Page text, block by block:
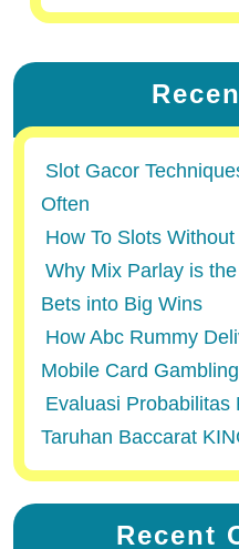
Slot Gacor
Often
How To Slots
Why Mix Parlay is
Bets into Big Wins
How Abc Rummy
Mobile Card
Evaluasi Probabilitas
Taruhan Baccarat
Recent